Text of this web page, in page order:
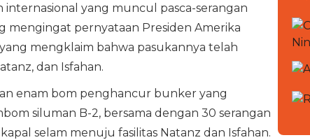
internasional yang muncul pasca-serangan
pernyataan Presiden Amerika
mengklaim bahwa pasukannya telah
dan Isfahan.
enam bom penghancur bunker yang
siluman B-2, bersama dengan 30 serangan
selam menuju fasilitas Natanz dan Isfahan.